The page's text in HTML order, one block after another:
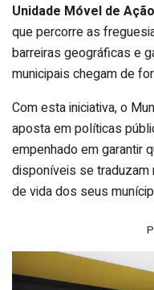
Unidade Móvel de
que percorre as
barreiras geográficas e
municipais chegam de
Com esta iniciativa, o
aposta em políticas
empenhado em garantir
disponíveis se traduzam
de vida dos seus